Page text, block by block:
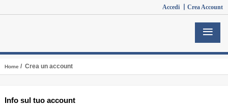
Accedi 丨 Crea Account
Home / Crea un account
Info sul tuo account